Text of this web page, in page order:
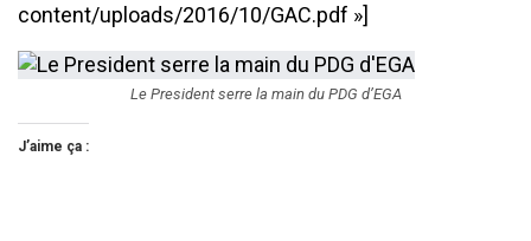
content/uploads/2016/10/GAC.pdf »]
Le President serre la main du PDG d’EGA
J’aime ça :